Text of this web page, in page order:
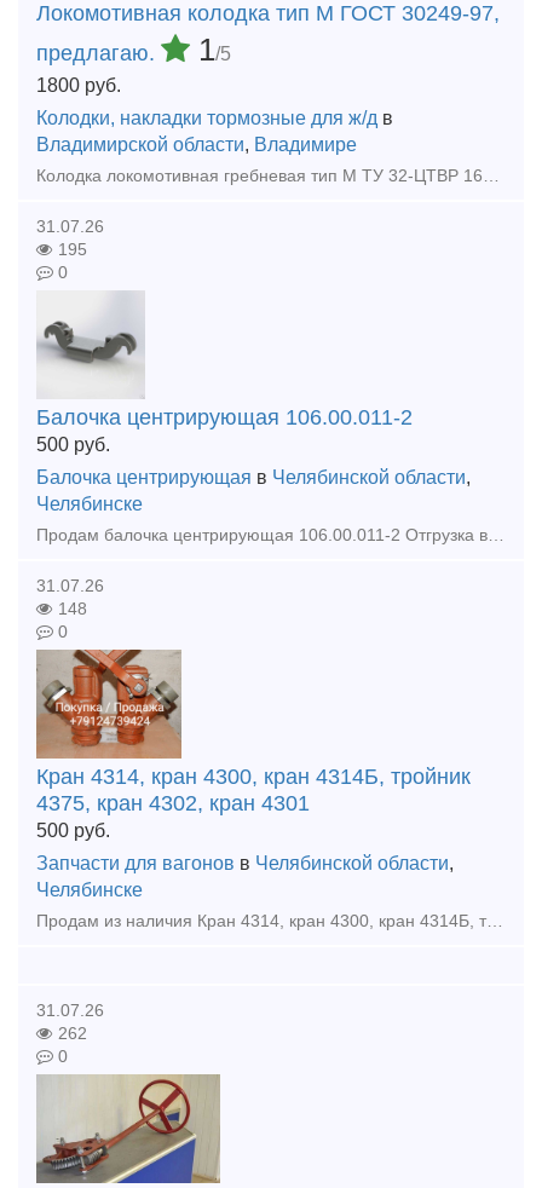
Локомотивная колодка тип М ГОСТ 30249-97,
предлагаю.
1/5
1800 руб.
Колодки, накладки тормозные для ж/д в
Владимирской области, Владимире
Колодка локомотивная гребневая тип М ТУ 32-ЦТВР 165-87 чертеж 44-52-87-01 ГОСТ 30249-97 Предлагаем из наличия, на нашем складе. Год изготовления 2022-23 г. Звоните и размещайте вашу заявку: к.
31.07.26
195
0
Балочка центрирующая 106.00.011-2
500 руб.
Балочка центрирующая в Челябинской области,
Челябинске
Продам балочка центрирующая 106.00.011-2 Отгрузка в день оплаты Доставка по всей России и КЗ Любая форма оплаты
31.07.26
148
0
Кран 4314, кран 4300, кран 4314Б, тройник
4375, кран 4302, кран 4301
500 руб.
Запчасти для вагонов в Челябинской области,
Челябинске
Продам из наличия Кран 4314, кран 4300, кран 4314Б, тройник 4375, кран 4302, кран 4301 оплата нал / без нал отгрузка в день оилаты доставка по всей России и КЗ
31.07.26
262
0